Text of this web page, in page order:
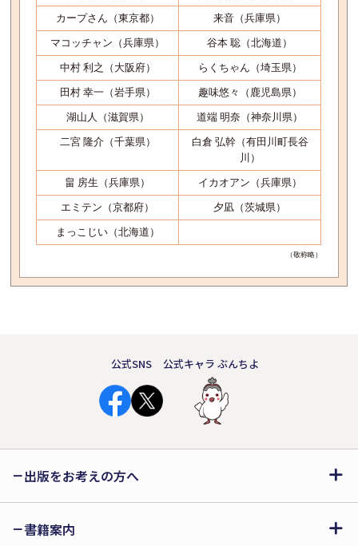
カープさん（東京都） 来音（兵庫県）
マコッチャン（兵庫県） 谷本 聡（北海道）
中村 利之（大阪府） らくちゃん（埼玉県）
田村 幸一（岩手県） 趣味悠々（鹿児島県）
湖山人（滋賀県） 道端 明奈（神奈川県）
二宮 隆介（千葉県）
白倉 弘幹（有田川町長谷
川）
畠 房生（兵庫県） イカオアン（兵庫県）
エミテン（京都府） 夕凪（茨城県）
まっこじい（北海道）
（敬称略）
公式SNS 公式キャラ ぶんちよ
出版をお考えの方へ
書籍案内